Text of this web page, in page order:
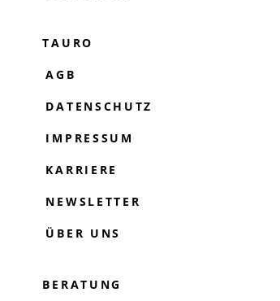
TAURO
AGB
DATENSCHUTZ
IMPRESSUM
KARRIERE
NEWSLETTER
ÜBER UNS
BERATUNG